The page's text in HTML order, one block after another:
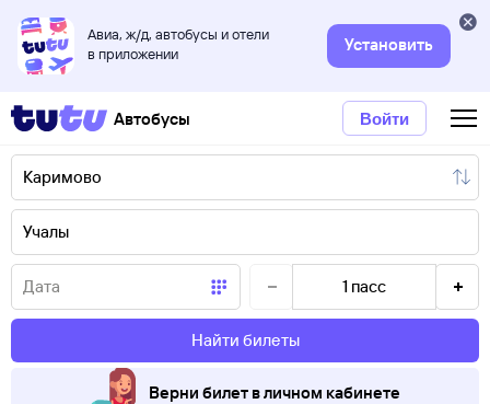
Авиа, ж/д, автобусы и отели
в приложении
Установить
Автобусы Войти
1 пасс
Найти билеты
Верни билет в личном кабинете